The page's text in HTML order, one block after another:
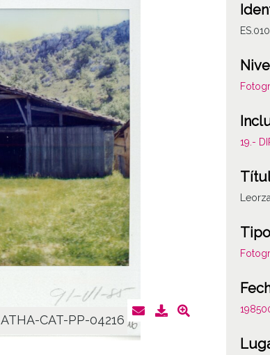
ATHA-CAT-PP-04216
19.-
Leorza